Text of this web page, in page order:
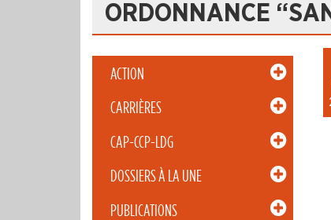
ORDONNANCE
ACTION
CARRIÈRES
CAP-CCP-LDG
DOSSIERS À LA UNE
PUBLICATIONS